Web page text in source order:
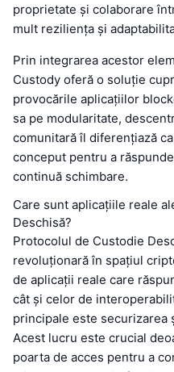
proprietate și colaborare
mult reziliența și
Prin integrarea acestor
Custody oferă o soluție
provocările aplicațiilor
sa pe modularitate,
comunitară îl diferențiază
conceput pentru a
continuă schimbare.
Care sunt aplicațiile reale
Deschisă?
Protocolul de Custodie
revoluționară în spațiul
de aplicații reale care
cât și celor de
principale este securizarea
Acest lucru este crucial
poarta de acces pentru a